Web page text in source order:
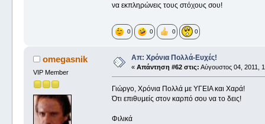
να εκπληρώνεις τους στόχους σου!
0 0 0 0
omegasnik
VIP Member
Απ: Χρόνια Πολλά-Ευχές!
« Απάντηση #62 στις: Αύγουστος 04, 2011,
Γιώργο, Χρόνια Πολλά με ΥΓΕΙΑ και Χαρά!
Ότι επιθυμείς στον καρπό σου να το δεις!
Φιλικά